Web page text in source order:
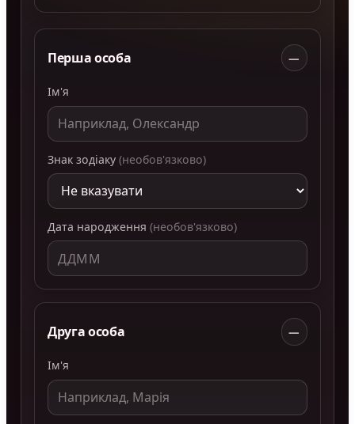
Перша особа —
Ім'я
Знак зодіаку(необов'язково)
Дата народження(необов'язково)
Друга особа —
Ім'я